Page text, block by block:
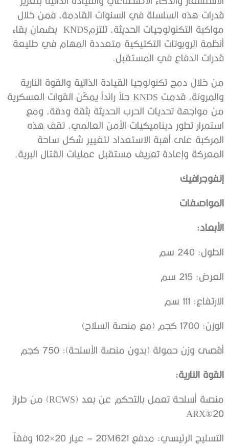
قدرات هذه السلسلة في السنوات القادمة، فمن خلال
مواكبة التكنولوجيات الحديثة، تلتزمKNDS بضمان بقاء
أنظمة الروبوتات التكتيكية متعددة المهام في طليعة
قدرات الدفاع في المستقبل.
من خلال دمج تكنولوجيا القيادة الذاتية والقوة النارية
والمرونة، قدمت KNDS حلاً رائداً يمكّن القوات العسكرية
من مواجهة تحديات الحرب الحديثة بثقة ودقة، ومع
استمرار تطور ديناميكيات الأمن العالمي، تقف هذه
المركبة على أهبة الاستعداد لتغيير شكل ساحة
المعركة وإعادة تعريف مستقبل عمليات القتال البرية.
إنفوجرافيك
المواصفات
الأبعاد:
الطول: 240 سم
العرض: 215 سم
الارتفاع: 111 سم
الوزن: 1700 كجم (مع منصة السلاح)
أقصى وزن حمولة (بدون منصة الأسلحة): 750 كجم
القوة النارية:
منصة أسلحة تعمل بالتحكم عن بعد (RCWS) من طراز
ARX®20
التسليح الرئيسي: مدفع 20M621 – عيار 20×102 وفقاً